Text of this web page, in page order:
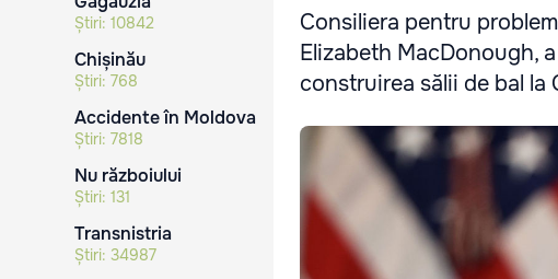
Știri: 10842
Chișinău
Știri: 768
Accidente în Moldova
Știri: 7818
Nu războiului
Știri: 131
Transnistria
Știri: 34987
Consiliera pentru
Elizabeth MacDonough,
construirea sălii de bal la